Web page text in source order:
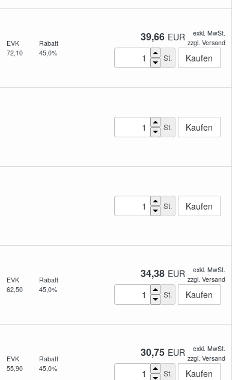
EVK
72,10
Rabatt
45,0%
39,66 EUR
exkl. MwSt.
zzgl. Versand
St.
St.
St.
EVK
62,50
Rabatt
45,0%
34,38 EUR
exkl. MwSt.
zzgl. Versand
St.
EVK
55,90
Rabatt
45,0%
30,75 EUR
exkl. MwSt.
zzgl. Versand
St.